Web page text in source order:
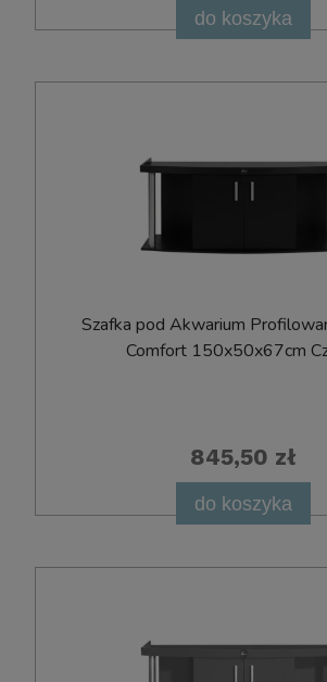
do koszyka
Szafka pod Akwarium
Comfort 150x50x67cm
845,50 zł
do koszyka